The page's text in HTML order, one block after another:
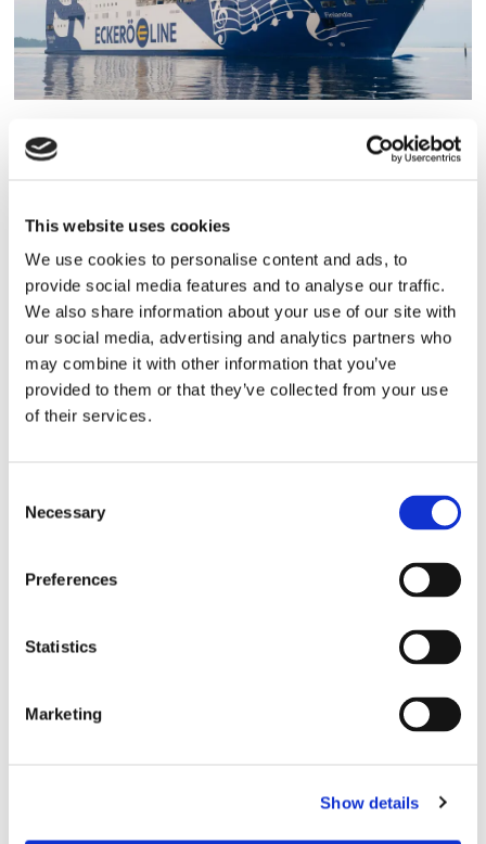
This website uses cookies
We use cookies to personalise content and ads, to
provide social media features and to analyse our traffic.
We also share information about your use of our site with
our social media, advertising and analytics partners who
may combine it with other information that you’ve
provided to them or that they’ve collected from your use
of their services.
Selection
Necessary
Preferences
Statistics
Marketing
Show details
Eckerö tyngs av höga
frakten fortsätter växa
Storaffären: Kongsberg
Maritime köper Berg